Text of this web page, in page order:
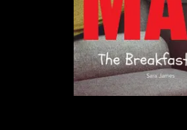
córkę kapitana stacjonującego
Niemczech w czasie wojny.
nastolatka z dziecka przeradza
pierwszy raz w życiu się
starszym mężczyźnie o